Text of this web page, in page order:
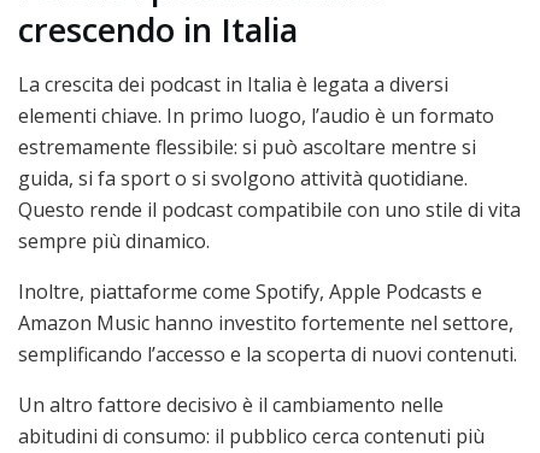
crescendo in Italia
La crescita dei podcast in Italia è legata a diversi
elementi chiave. In primo luogo, l’audio è un formato
estremamente flessibile: si può ascoltare mentre si
guida, si fa sport o si svolgono attività quotidiane.
Questo rende il podcast compatibile con uno stile di vita
sempre più dinamico.
Inoltre, piattaforme come Spotify, Apple Podcasts e
Amazon Music hanno investito fortemente nel settore,
semplificando l’accesso e la scoperta di nuovi contenuti.
Un altro fattore decisivo è il cambiamento nelle
abitudini di consumo: il pubblico cerca contenuti più